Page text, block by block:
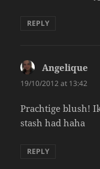
REPLY
Angelique
19/10/2012 at 13:42
Prachtige blush!
stash had haha
REPLY